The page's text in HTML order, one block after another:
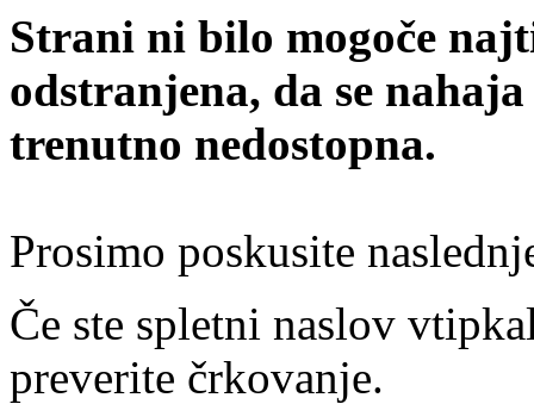
Strani ni bilo mogoče
odstranjena, da se
trenutno nedostopna.
Prosimo poskusite
Če ste spletni naslov
preverite črkovanje.